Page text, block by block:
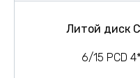
Литой диск
6/15 PCD